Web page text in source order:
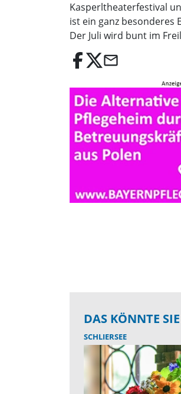
Kasperltheaterfestival
ist ein ganz besonderes
Der Juli wird bunt im
email
DAS KÖNNTE
SCHLIERSEE